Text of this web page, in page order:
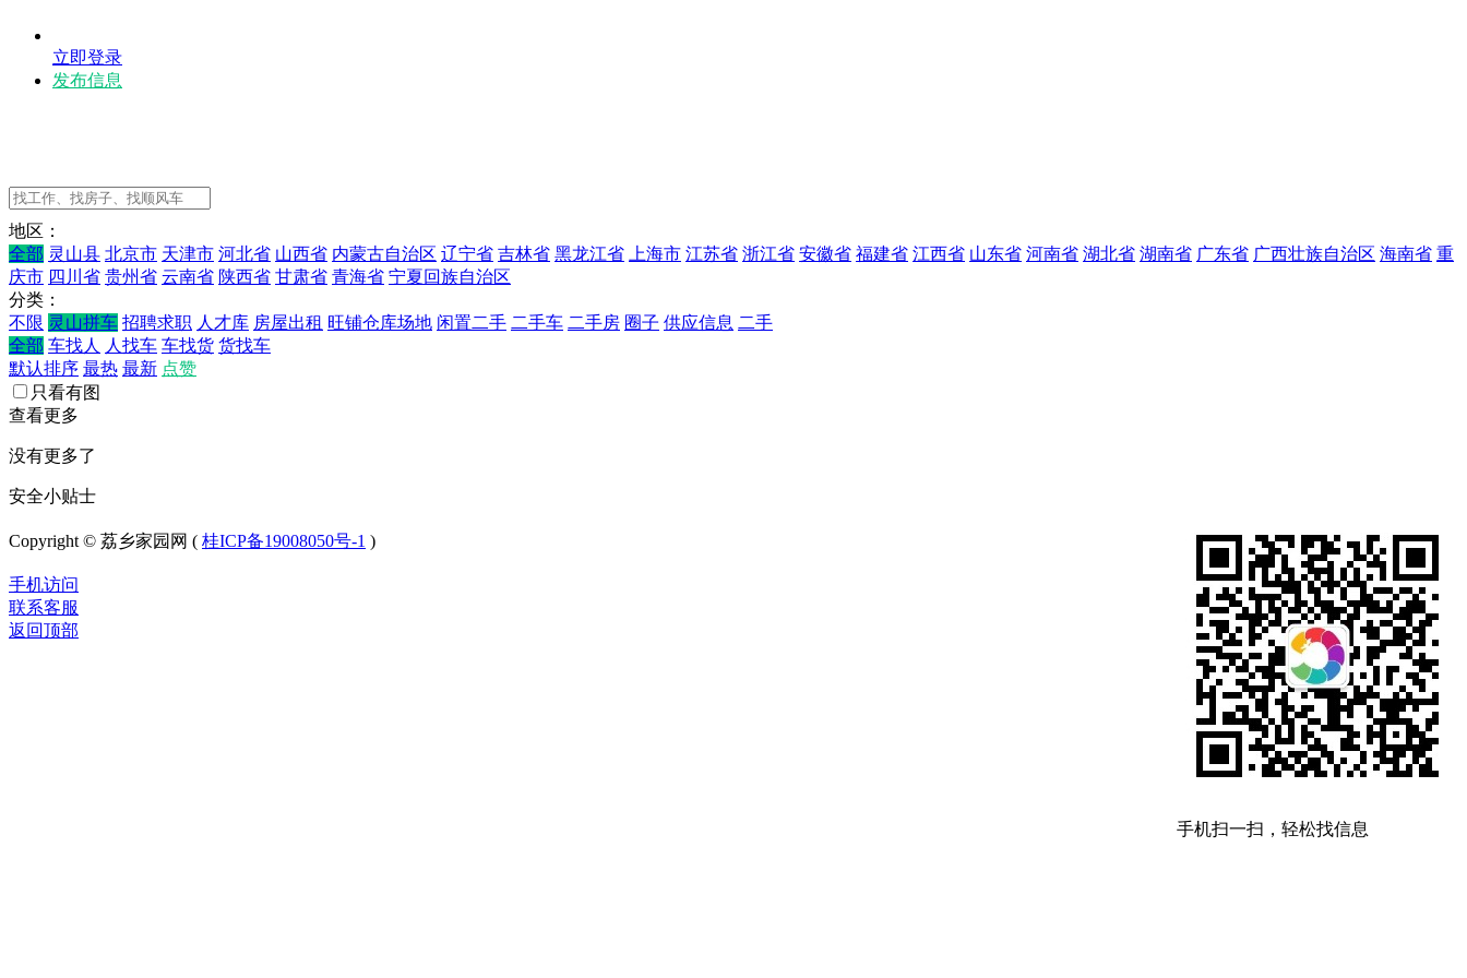
立即登录
发布信息
地区：
全部 灵山县 北京市 天津市 河北省 山西省 内蒙古自治区 辽宁省 吉林省 黑龙江省 上海市 江苏省 浙江省 安徽省 福建省 江西省 山东省 河南省 湖北省 湖南省 广东省 广西壮族自治区 海南省 重
庆市 四川省 贵州省 云南省 陕西省 甘肃省 青海省 宁夏回族自治区
分类：
不限 灵山拼车 招聘求职 人才库 房屋出租 旺铺仓库场地 闲置二手 二手车 二手房 圈子 供应信息 二手
全部 车找人 人找车 车找货 货找车
默认排序 最热 最新 点赞
只看有图
查看更多
没有更多了
安全小贴士
手机扫一扫，轻松找信息
Copyright © 荔乡家园网 ( 桂ICP备19008050号-1 )
手机访问
联系客服
返回顶部